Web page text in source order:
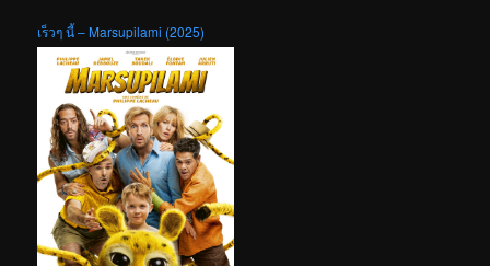
เร็วๆ นี้ – Marsupilami (2025)